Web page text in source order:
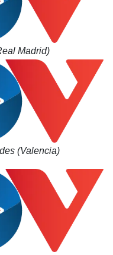
trường
vàng
dùng
khoán
Madrid)
(Valencia)